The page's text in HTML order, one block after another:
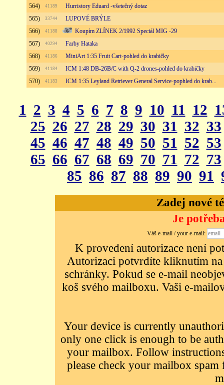
564)
41189
Hurristory Eduard -všetečný dotaz
565)
33744
LUPOVÉ BRÝLE
566)
41188
Koupím ZLÍNEK 2/1992 Speciál MIG -29
567)
40294
Farby Hataka
568)
41186
MiniArt 1:35 Fruit Cart-pohled do krabičky
569)
41184
ICM 1:48 DB-26B/C with Q-2 drones-pohled do krabičky
570)
41183 ICM 1:35 Leyland Retriever General Service-pophled do krab...
1 2 3 4 5 6 7 8 9 10 11 12
25 26 27 28 29 30 31 32 33
45 46 47 48 49 50 51 52 53
65 66 67 68 69 70 71 72 73
85 86 87 88 89 90 91
Zadej nové
Je
Váš e-mail / your e-mail:
K provedení autorizace není
Autorizaci potvrdíte kliknutím na
schránky. Pokud se e-mail
koš svého mailboxu. Vaši e-
Your device is currently
only one click is enough to be
your mailbox. Follow
please check your mailbox